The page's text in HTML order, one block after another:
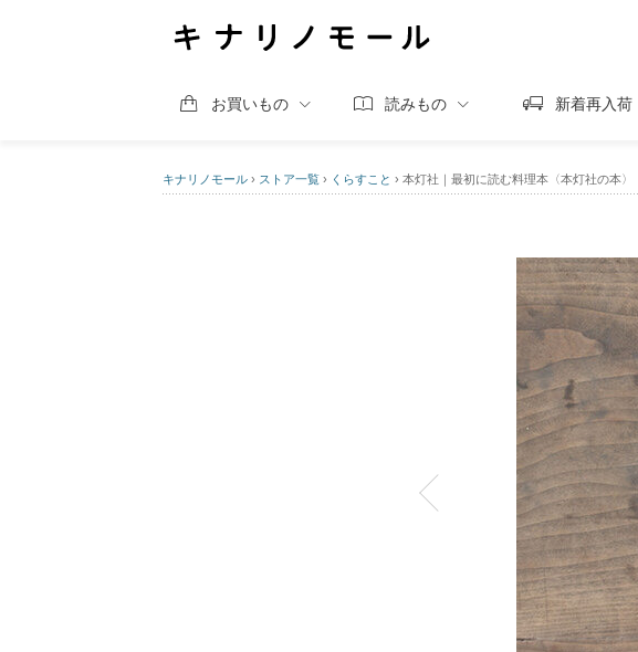
お買いもの 読みもの 新着再入荷
キナリノモール › ストア一覧 › くらすこと › 本灯社｜最初に読む料理本〈本灯社の本〉